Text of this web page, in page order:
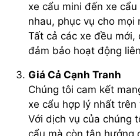
xe cẩu mini đến xe
nhau, phục vụ cho mọi
Tất cả các xe đều
đảm bảo hoạt động
Giá Cả Cạnh Tranh
Chúng tôi cam kết
xe cẩu hợp lý nhất
Với dịch vụ của chúng